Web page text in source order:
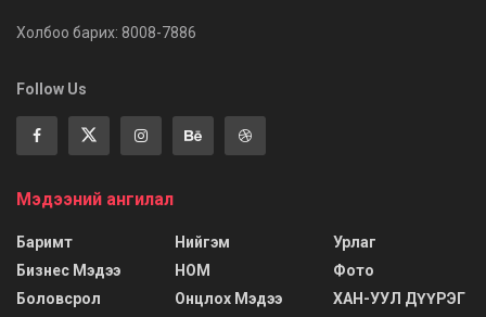
Холбоо барих: 8008-7886
Follow Us
Мэдээний ангилал
Баримт
Бизнес Мэдээ
Боловсрол
Нийгэм
НОМ
Онцлох Мэдээ
Урлаг
Фото
ХАН-УУЛ ДҮҮРЭГ